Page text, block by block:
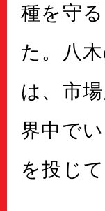
種を守
た。八
は、市
界中で
を投じて